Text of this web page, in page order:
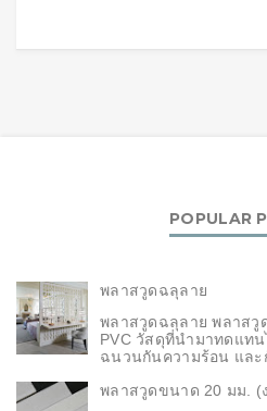
POPULAR
พลาสวูดฉลุลาย
พลาสวูดฉลุลาย พลาส
PVC วัสดุที่นำมาทดแท
ฉนวนกันความร้อน และ
พลาสวูดขนาด 20 มม. (